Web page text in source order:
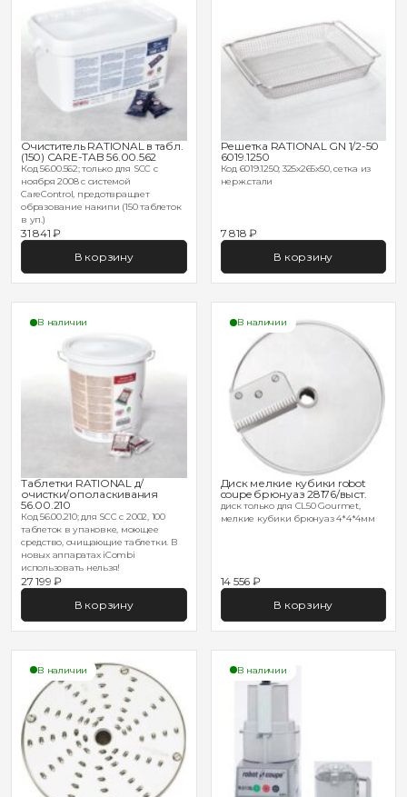
Очиститель RATIONAL в табл.
(150) CARE-TAB 56.00.562
Код 56.00.562; только для SCC с
ноября 2008 с системой
CareControl, предотвращает
образование накипи (150 таблеток
в уп.)
31 841 ₽
В корзину
Решетка RATIONAL GN 1/2-50
6019.1250
Код 6019.1250; 325х265х50, сетка из
нерж.стали
7 818 ₽
В корзину
В наличии
Таблетки RATIONAL д/
очистки/ополаскивания
56.00.210
Код 56.00.210; для SCC с 2002, 100
таблеток в упаковке, моющее
средство, очищающие таблетки. В
новых аппаратах iCombi
использовать нельзя!
27 199 ₽
В корзину
В наличии
Диск мелкие кубики robot
coupe брюнуаз 28176/выст.
диск только для CL50 Gourmet,
мелкие кубики брюнуаз 4*4*4мм
14 556 ₽
В корзину
В наличии В наличии